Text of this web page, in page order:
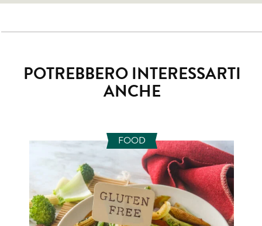
POTREBBERO INTERESSARTI
ANCHE
FOOD